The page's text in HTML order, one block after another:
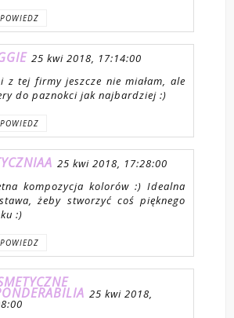
25 kwi 2018, 17:14:00
z tej firmy jeszcze nie miałam, ale
do paznokci jak najbardziej :)
25 kwi 2018, 17:28:00
kompozycja kolorów :) Idealna
żeby stworzyć coś pięknego
:)
25 kwi 2018,